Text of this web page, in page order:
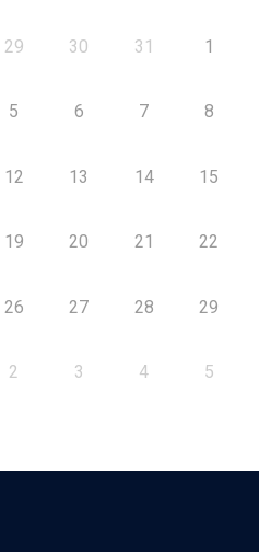
29 30 31 1
5 6 7 8
12 13 14 15
19 20 21 22
26 27 28 29
2 3 4 5